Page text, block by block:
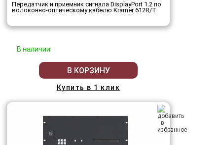
Передатчик и приемник сигнала DisplayPort 1.2 по
волоконно-оптическому кабелю Kramer 612R/T
В наличии
В КОРЗИНУ
Купить в 1 клик